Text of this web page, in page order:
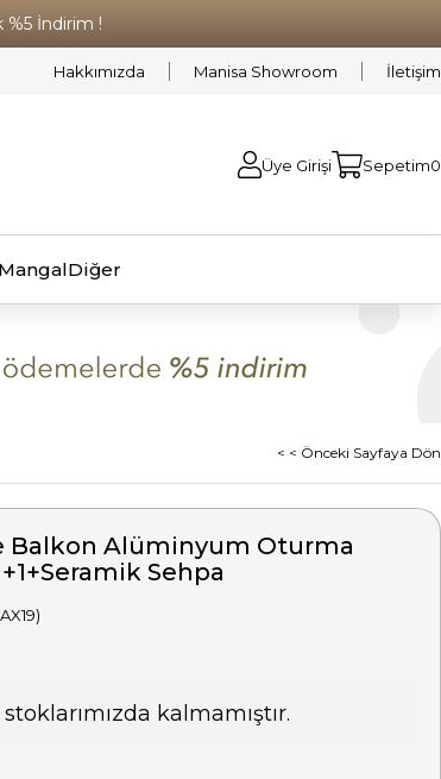
İndirim !
Hakkımızda Manisa Showroom İletişim
Üye Girişi Sepetim0
Diğer
< < Önceki Sayfaya Dön
Balkon Alüminyum Oturma
Sehpa
kalmamıştır.